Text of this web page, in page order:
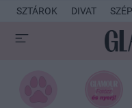
SZTÁROK DIVAT